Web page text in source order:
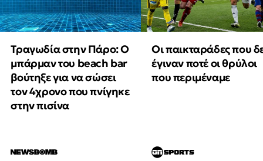
Τραγωδία στην Πάρο: Ο
μπάρμαν του beach bar
βούτηξε για να σώσει
τον 4χρονο που πνίγηκε
στην πισίνα
Οι παικταράδες που
έγιναν ποτέ οι θρύλοι
που περιμέναμε